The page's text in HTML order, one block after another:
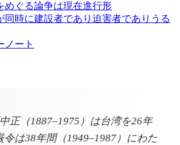
めぐる論争は現在進行形
同時に建設者であり迫害者でありうる
ノート
正（1887–1975）は台湾を26年
令は38年間（1949–1987）にわた